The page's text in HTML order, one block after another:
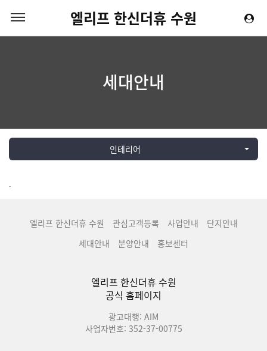
엘리프 한신더휴 수원
세대안내
인테리어
.
엘리프 한신더휴 수원 관심고객등록 사업안내
단지안내
세대안내
분양안내 홍보센터
엘리프 한신더휴 수원
공식 홈페이지
광고대행: AIM
사업자번호: 352-37-00775